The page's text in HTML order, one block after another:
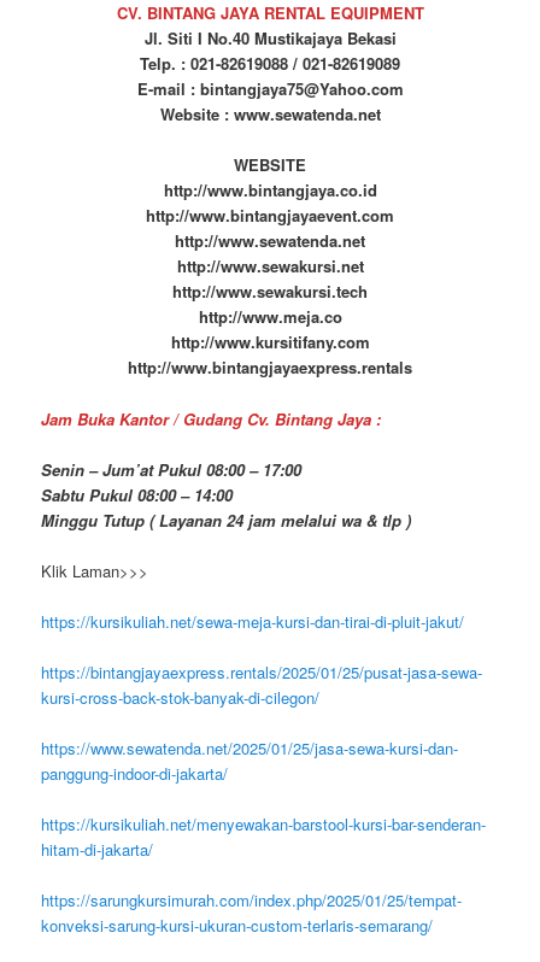
CV. BINTANG JAYA RENTAL EQUIPMENT
Jl. Siti I No.40 Mustikajaya Bekasi
Telp. : 021-82619088 / 021-82619089
E-mail : bintangjaya75@Yahoo.com
Website : www.sewatenda.net
WEBSITE
http://www.bintangjaya.co.id
http://www.bintangjayaevent.com
http://www.sewatenda.net
http://www.sewakursi.net
http://www.sewakursi.tech
http://www.meja.co
http://www.kursitifany.com
http://www.bintangjayaexpress.rentals
Jam Buka Kantor / Gudang Cv. Bintang Jaya :
Senin – Jum’at Pukul 08:00 – 17:00
Sabtu Pukul 08:00 – 14:00
Minggu Tutup ( Layanan 24 jam melalui wa & tlp )
Klik Laman>>>
https://kursikuliah.net/sewa-meja-kursi-dan-tirai-di-pluit-jakut/
https://bintangjayaexpress.rentals/2025/01/25/pusat-jasa-sewa-
kursi-cross-back-stok-banyak-di-cilegon/
https://www.sewatenda.net/2025/01/25/jasa-sewa-kursi-dan-
panggung-indoor-di-jakarta/
https://kursikuliah.net/menyewakan-barstool-kursi-bar-senderan-
hitam-di-jakarta/
https://sarungkursimurah.com/index.php/2025/01/25/tempat-
konveksi-sarung-kursi-ukuran-custom-terlaris-semarang/